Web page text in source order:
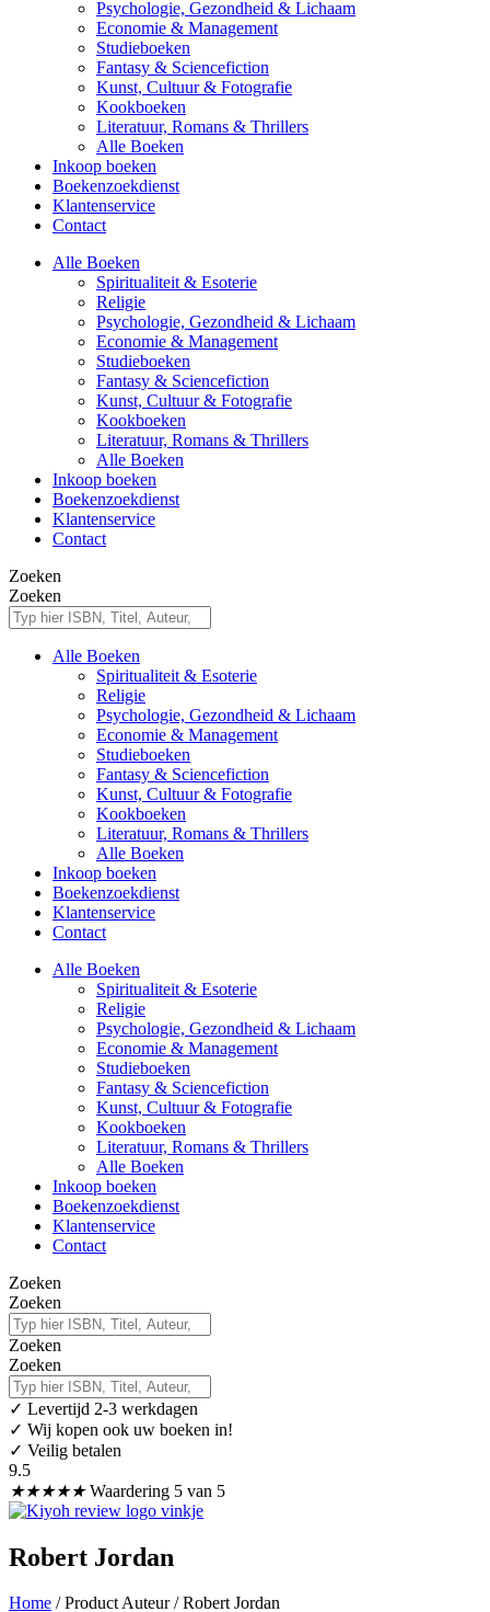
Psychologie, Gezondheid & Lichaam
Economie & Management
Studieboeken
Fantasy & Sciencefiction
Kunst, Cultuur & Fotografie
Kookboeken
Literatuur, Romans & Thrillers
Alle Boeken
Inkoop boeken
Boekenzoekdienst
Klantenservice
Contact
Alle Boeken
Spiritualiteit & Esoterie
Religie
Psychologie, Gezondheid & Lichaam
Economie & Management
Studieboeken
Fantasy & Sciencefiction
Kunst, Cultuur & Fotografie
Kookboeken
Literatuur, Romans & Thrillers
Alle Boeken
Inkoop boeken
Boekenzoekdienst
Klantenservice
Contact
Zoeken
Zoeken
Alle Boeken
Spiritualiteit & Esoterie
Religie
Psychologie, Gezondheid & Lichaam
Economie & Management
Studieboeken
Fantasy & Sciencefiction
Kunst, Cultuur & Fotografie
Kookboeken
Literatuur, Romans & Thrillers
Alle Boeken
Inkoop boeken
Boekenzoekdienst
Klantenservice
Contact
Alle Boeken
Spiritualiteit & Esoterie
Religie
Psychologie, Gezondheid & Lichaam
Economie & Management
Studieboeken
Fantasy & Sciencefiction
Kunst, Cultuur & Fotografie
Kookboeken
Literatuur, Romans & Thrillers
Alle Boeken
Inkoop boeken
Boekenzoekdienst
Klantenservice
Contact
Zoeken
Zoeken
Zoeken
Zoeken
✓ Levertijd 2-3 werkdagen
✓ Wij kopen ook uw boeken in!
✓ Veilig betalen
9.5
★★★★★ Waardering 5 van 5
Robert Jordan
Home / Product Auteur / Robert Jordan